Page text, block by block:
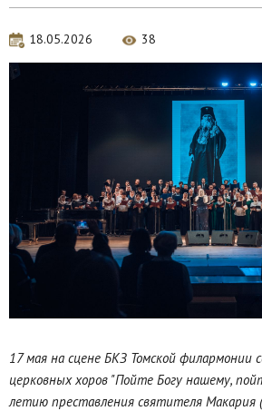
18.05.2026 38
17 мая на сцене БКЗ Томской филармонии
церковных хоров "Пойте Богу нашему,
летию преставления святителя Макария